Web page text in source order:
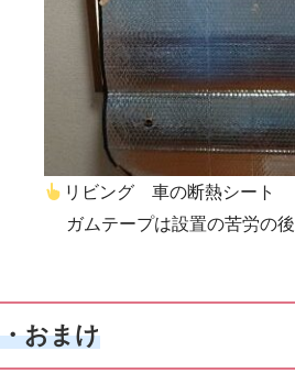
リビング 車の断熱シート
ガムテープは設置の苦労の後
・おまけ